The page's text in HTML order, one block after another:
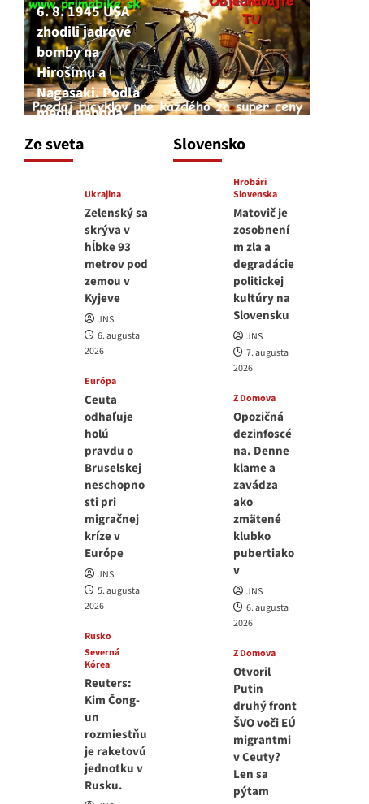
Zo sveta
6. 8. 1945 USA
zhodili jadrové
bomby na
Hirošimu a
Nagasaki. Podľa
médií nehoda
6. augusta 2026
Ukrajina
Zelenský sa
skrýva v
hĺbke 93
metrov pod
zemou v
Kyjeve
JNS
6. augusta
2026
Európa
Ceuta
odhaľuje
holú
pravdu o
Bruselskej
neschopno
sti pri
migračnej
kríze v
Európe
JNS
5. augusta
2026
Rusko
Severná
Kórea
Reuters:
Kim Čong-
un
rozmiestňu
je raketovú
jednotku v
Rusku.
Slovensko
Hrobári
Slovenska
Matovič je
zosobnení
m zla a
degradácie
politickej
kultúry na
Slovensku
JNS
7. augusta
2026
Z Domova
Opozičná
dezinfoscé
na. Denne
klame a
zavádza
ako
zmätené
klubko
pubertiako
v
JNS
6. augusta
2026
Z Domova
Otvoril
Putin
druhý front
ŠVO voči EÚ
migrantmi
v Ceuty?
Len sa
pýtam